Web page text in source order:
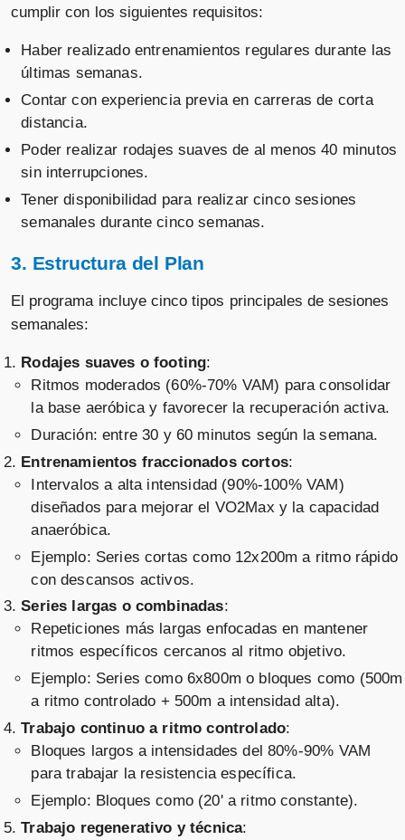
cumplir con los siguientes requisitos:
Haber realizado entrenamientos regulares durante las
últimas semanas.
Contar con experiencia previa en carreras de corta
distancia.
Poder realizar rodajes suaves de al menos 40 minutos
sin interrupciones.
Tener disponibilidad para realizar cinco sesiones
semanales durante cinco semanas.
3. Estructura del Plan
El programa incluye cinco tipos principales de sesiones
semanales:
Rodajes suaves o footing:
Ritmos moderados (60%-70% VAM) para consolidar
la base aeróbica y favorecer la recuperación activa.
Duración: entre 30 y 60 minutos según la semana.
Entrenamientos fraccionados cortos:
Intervalos a alta intensidad (90%-100% VAM)
diseñados para mejorar el VO2Max y la capacidad
anaeróbica.
Ejemplo: Series cortas como 12x200m a ritmo rápido
con descansos activos.
Series largas o combinadas:
Repeticiones más largas enfocadas en mantener
ritmos específicos cercanos al ritmo objetivo.
Ejemplo: Series como 6x800m o bloques como (500m
a ritmo controlado + 500m a intensidad alta).
Trabajo continuo a ritmo controlado:
Bloques largos a intensidades del 80%-90% VAM
para trabajar la resistencia específica.
Ejemplo: Bloques como (20' a ritmo constante).
Trabajo regenerativo y técnica: